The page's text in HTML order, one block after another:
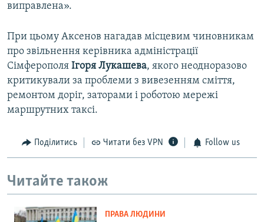
виправлена».
При цьому Аксенов нагадав місцевим чиновникам
про звільнення керівника адміністрації
Сімферополя Ігоря Лукашева, якого неодноразово
критикували за проблеми з вивезенням сміття,
ремонтом доріг, заторами і роботою мережі
маршрутних таксі.
Поділитись Читати без VPN Follow us
Читайте також
ПРАВА ЛЮДИНИ